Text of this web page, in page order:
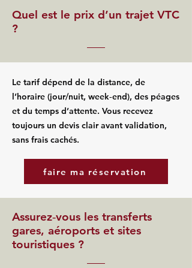
Quel est le prix d’un trajet VTC
?
Le tarif dépend de la distance, de
l’horaire (jour/nuit, week‑end), des péages
et du temps d’attente. Vous recevez
toujours un devis clair avant validation,
sans frais cachés.
faire ma réservation
Assurez‑vous les transferts
gares, aéroports et sites
touristiques ?